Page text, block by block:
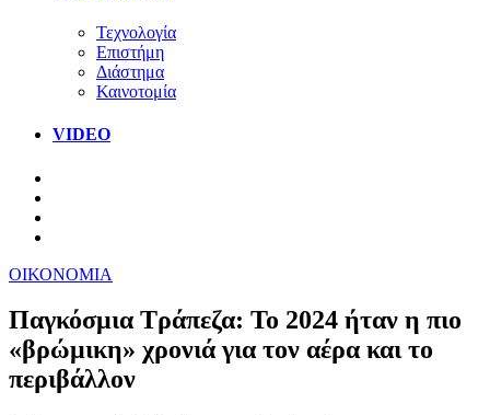
Τεχνολογία
Επιστήμη
Διάστημα
Καινοτομία
VIDEO
ΟΙΚΟΝΟΜΙΑ
Παγκόσμια Τράπεζα: To 2024 ήταν η πιο
«βρώμικη» χρονιά για τον αέρα και το
περιβάλλον